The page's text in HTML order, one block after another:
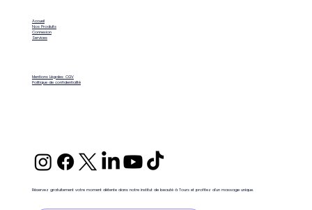
Réservez gratuitement votre moment détente dans notre institut de beauté à Tours et profitez d'un massage unique.
Accueil
Nos Produits
Connexion
Services
Mentions Légales CGV
Politique de confidentialité